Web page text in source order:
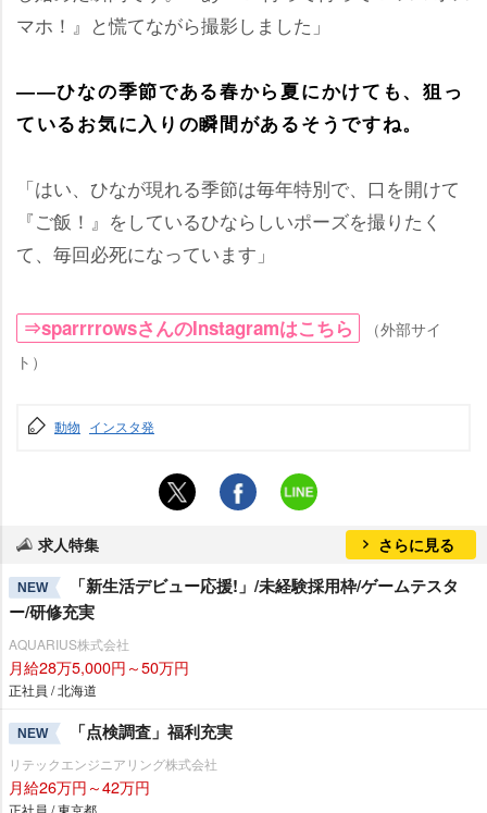
マホ！』と慌てながら撮影しました」
――ひなの季節である春から夏にかけても、狙っ
ているお気に入りの瞬間があるそうですね。
「はい、ひなが現れる季節は毎年特別で、口を開けて
『ご飯！』をしているひならしいポーズを撮りたく
て、毎回必死になっています」
⇒sparrrrowsさんのInstagramはこちら
（外部サイ
ト）
動物 インスタ発
求人特集 さらに見る
NEW
「新生活デビュー応援!」/未経験採用枠/ゲームテスタ
ー/研修充実
AQUARIUS株式会社
月給28万5,000円～50万円
正社員 / 北海道
NEW 「点検調査」福利充実
リテックエンジニアリング株式会社
月給26万円～42万円
正社員 / 東京都